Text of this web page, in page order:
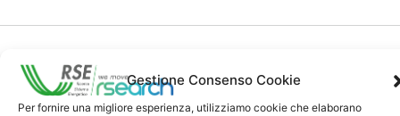
Gestione Consenso Cookie
Per fornire una migliore esperienza, utilizziamo cookie che elaborano